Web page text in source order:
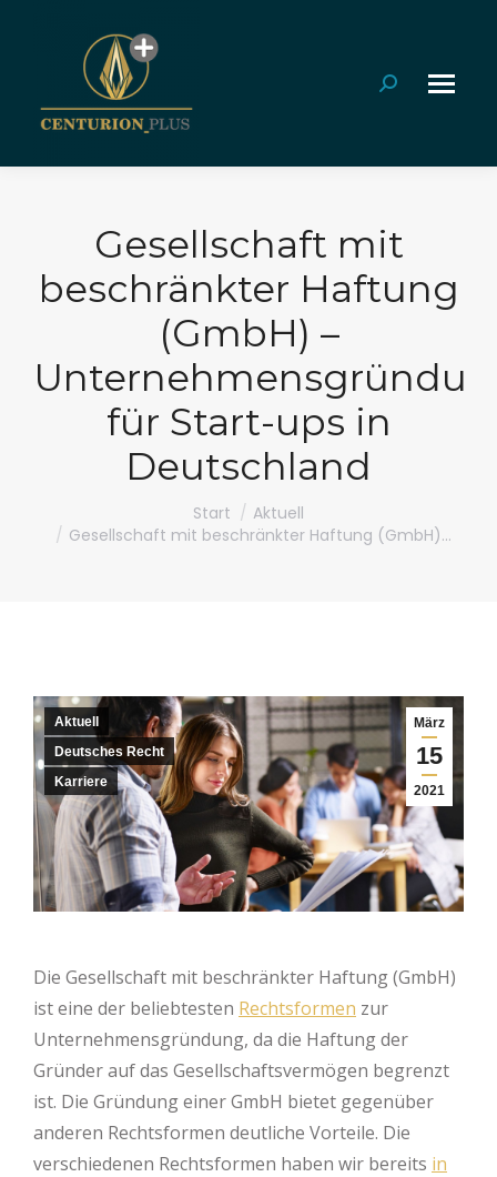
Search:
Gesellschaft mit
beschränkter Haftung
(GmbH) –
für Start-ups in
Deutschland
Sie befinden sich hier:Start
Aktuell
Gesellschaft mit beschränkter Haftung (GmbH)…
März
15
2021
Aktuell
Deutsches Recht
Karriere
Die Gesellschaft mit beschränkter Haftung (GmbH)
ist eine der beliebtesten Rechtsformen zur
Unternehmensgründung, da die Haftung der
Gründer auf das Gesellschaftsvermögen begrenzt
ist. Die Gründung einer GmbH bietet gegenüber
anderen Rechtsformen deutliche Vorteile. Die
verschiedenen Rechtsformen haben wir bereits in